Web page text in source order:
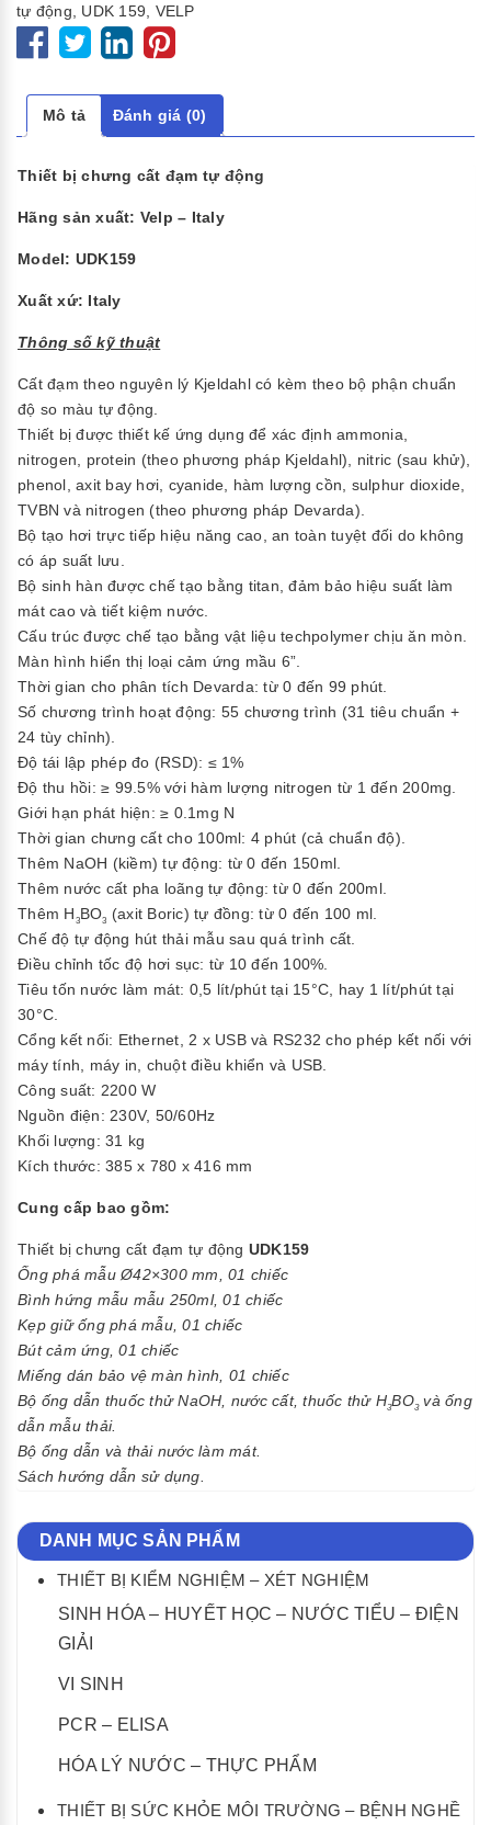
tự động
UDK 159 VELP
Mô tả Đánh giá (0)
Thiết bị chưng cất đạm tự động
Hãng sản xuất: Velp – Italy
Model: UDK159
Xuất xứ: Italy
Thông số kỹ thuật
Cất đạm theo nguyên lý Kjeldahl có kèm theo bộ phận chuẩn
độ so màu tự động.
Thiết bị được thiết kế ứng dụng để xác định ammonia,
nitrogen, protein (theo phương pháp Kjeldahl), nitric (sau khử),
phenol, axit bay hơi, cyanide, hàm lượng cồn, sulphur dioxide,
TVBN và nitrogen (theo phương pháp Devarda).
Bộ tạo hơi trực tiếp hiệu năng cao, an toàn tuyệt đối do không
có áp suất lưu.
Bộ sinh hàn được chế tạo bằng titan, đảm bảo hiệu suất làm
mát cao và tiết kiệm nước.
Cấu trúc được chế tạo bằng vật liệu techpolymer chịu ăn mòn.
Màn hình hiển thị loại cảm ứng mầu 6”.
Thời gian cho phân tích Devarda: từ 0 đến 99 phút.
Số chương trình hoạt động: 55 chương trình (31 tiêu chuẩn +
24 tùy chỉnh).
Độ tái lập phép đo (RSD): ≤ 1%
Độ thu hồi: ≥ 99.5% với hàm lượng nitrogen từ 1 đến 200mg.
Giới hạn phát hiện: ≥ 0.1mg N
Thời gian chưng cất cho 100ml: 4 phút (cả chuẩn độ).
Thêm NaOH (kiềm) tự động: từ 0 đến 150ml.
Thêm nước cất pha loãng tự động: từ 0 đến 200ml.
Thêm H 3BO3 (axit Boric) tự đồng: từ 0 đến 100 ml.
Chế độ tự động hút thải mẫu sau quá trình cất.
Điều chỉnh tốc độ hơi sục: từ 10 đến 100%.
Tiêu tốn nước làm mát: 0,5 lít/phút tại 15°C, hay 1 lít/phút tại
30°C.
Cổng kết nối: Ethernet, 2 x USB và RS232 cho phép kết nối với
máy tính, máy in, chuột điều khiển và USB.
Công suất: 2200 W
Nguồn điện: 230V, 50/60Hz
Khối lượng: 31 kg
Kích thước: 385 x 780 x 416 mm
Cung cấp bao gồm:
Thiết bị chưng cất đạm tự động UDK159
Ống phá mẫu Ø42×300 mm, 01 chiếc
Bình hứng mẫu mẫu 250ml, 01 chiếc
Kẹp giữ ống phá mẫu, 01 chiếc
Bút cảm ứng, 01 chiếc
Miếng dán bảo vệ màn hình, 01 chiếc
Bộ ống dẫn thuốc thử NaOH, nước cất, thuốc thử H3BO3 và ống
dẫn mẫu thải.
Bộ ống dẫn và thải nước làm mát.
Sách hướng dẫn sử dụng.
DANH MỤC SẢN PHẨM
THIẾT BỊ KIỂM NGHIỆM – XÉT NGHIỆM
SINH HÓA – HUYẾT HỌC – NƯỚC TIỂU – ĐIỆN
GIẢI
VI SINH
PCR – ELISA
HÓA LÝ NƯỚC – THỰC PHẨM
THIẾT BỊ SỨC KHỎE MÔI TRƯỜNG – BỆNH NGHỀ